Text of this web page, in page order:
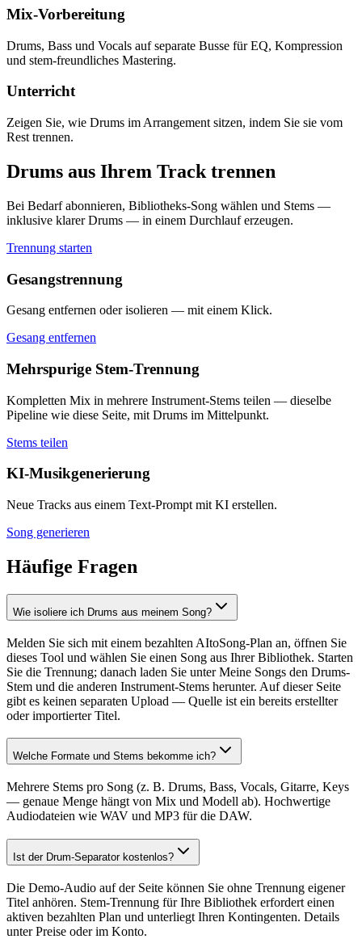
FX×2
S M
Mix-Vorbereitung
Drums, Bass und Vocals auf separate Busse für EQ, Kompression
und stem-freundliches Mastering.
Unterricht
Zeigen Sie, wie Drums im Arrangement sitzen, indem Sie sie vom
Rest trennen.
Drums aus Ihrem Track trennen
Bei Bedarf abonnieren, Bibliotheks-Song wählen und Stems —
inklusive klarer Drums — in einem Durchlauf erzeugen.
Trennung starten
Gesangstrennung
Gesang entfernen oder isolieren — mit einem Klick.
Gesang entfernen
Mehrspurige Stem-Trennung
Kompletten Mix in mehrere Instrument-Stems teilen — dieselbe
Pipeline wie diese Seite, mit Drums im Mittelpunkt.
Stems teilen
KI-Musikgenerierung
Neue Tracks aus einem Text-Prompt mit KI erstellen.
Song generieren
Häufige Fragen
Wie isoliere ich Drums aus meinem Song?
Melden Sie sich mit einem bezahlten AItoSong-Plan an, öffnen Sie
dieses Tool und wählen Sie einen Song aus Ihrer Bibliothek. Starten
Sie die Trennung; danach laden Sie unter Meine Songs den Drums-
Stem und die anderen Instrument-Stems herunter. Auf dieser Seite
gibt es keinen separaten Upload — Quelle ist ein bereits erstellter
oder importierter Titel.
Welche Formate und Stems bekomme ich?
Mehrere Stems pro Song (z. B. Drums, Bass, Vocals, Gitarre, Keys
— genaue Menge hängt von Mix und Modell ab). Hochwertige
Audiodateien wie WAV und MP3 für die DAW.
Ist der Drum-Separator kostenlos?
Die Demo-Audio auf der Seite können Sie ohne Trennung eigener
Titel anhören. Stem-Trennung für Ihre Bibliothek erfordert einen
aktiven bezahlten Plan und unterliegt Ihren Kontingenten. Details
unter Preise oder im Konto.